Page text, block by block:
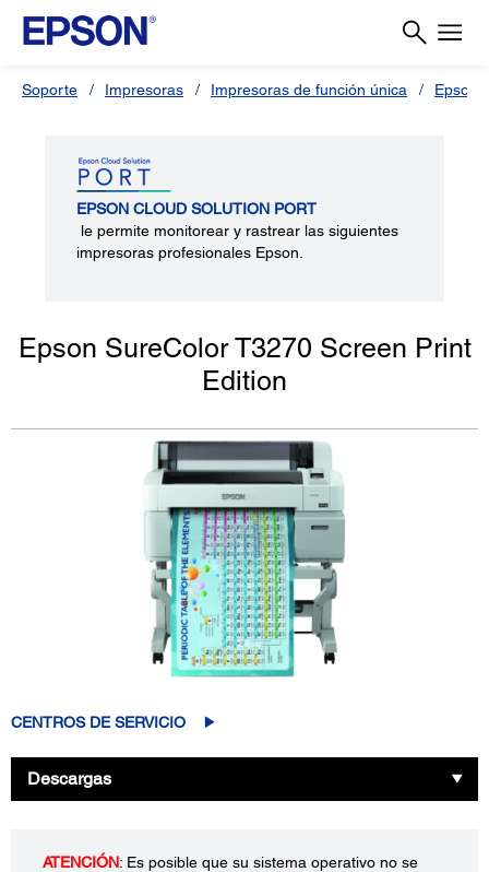
Soporte Impresoras Impresoras de función única Epson
EPSON CLOUD SOLUTION PORT
le permite monitorear y rastrear las siguientes
impresoras profesionales Epson.
Epson SureColor T3270 Screen Print
Edition
CENTROS DE SERVICIO
Descargas
ATENCIÓN: Es posible que su sistema operativo no se